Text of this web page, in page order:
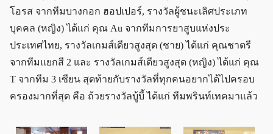
โอรส จากทีมบางกอก ฮอปเปอร์, รางวัลผู้ชนะเลิศประเภท
บุคคล (หญิง) ได้แก่ คุณ Au จากทีมการยาสูบแห่งประ
ประเทศไทย, รางวัลเกมส์เดียวสูงสุด (ชาย) ได้แก่ คุณชาตรี
จากทีมแยกสี 2 และ รางวัลเกมส์เดียวสูงสุด (หญิง) ได้แก่ คุณ
T จากทีม 3 เซียน สุดท้ายกับรางวัลที่ทุกคนอยากได้ไปครอบ
ครองมากที่สุด คือ ถ้วยรางวัลบู้บี้ ได้แก่ ทีมพรินท์เทคมาแล้ว